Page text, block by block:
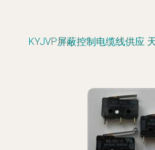
KYJVP屏蔽控制电缆线供应